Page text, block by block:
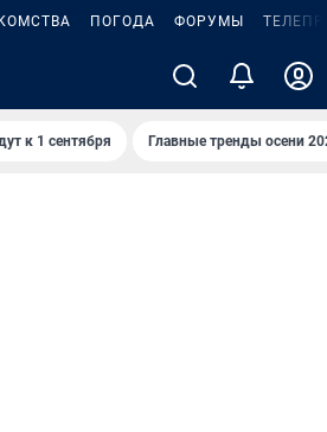
ПОГОДА ФОРУМЫ
к 1 сентября Главные тренды осени